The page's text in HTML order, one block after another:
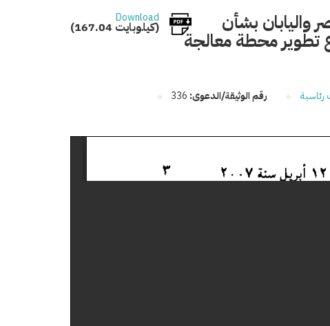
واليابان بشأن
تطوير محطة معالجة
Download
(167.04 كيلوبايت)
رئاسية رقم الوثيقة/الدعوى: 336